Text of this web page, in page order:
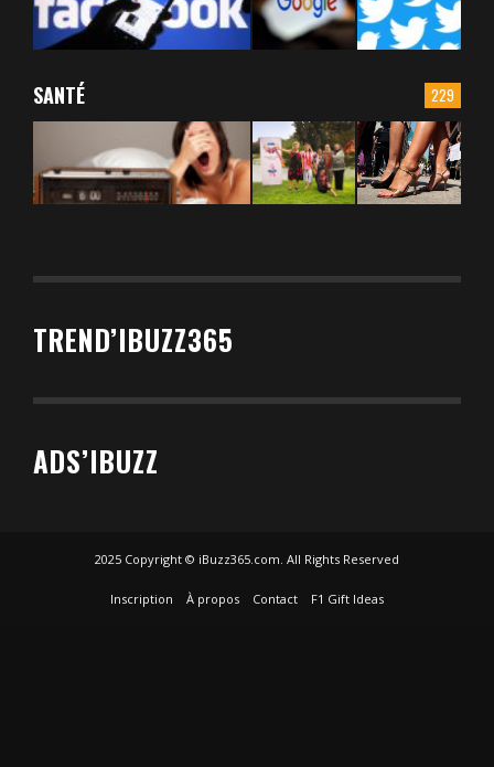
229
SANTÉ
TREND’IBUZZ365
ADS’IBUZZ
2025 Copyright © iBuzz365.com. All Rights Reserved
Inscription À propos Contact F1 Gift Ideas